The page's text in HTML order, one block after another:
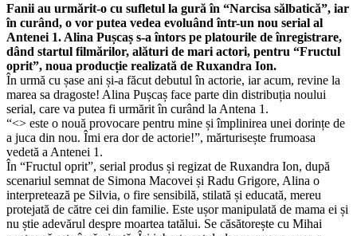
Fanii au urmărit-o cu sufletul la gură în “Narcisa sălbatică”, iar
în curând, o vor putea vedea evoluând într-un nou serial al
Antenei 1. Alina Pușcaș s-a întors pe platourile de înregistrare,
dând startul filmărilor, alături de mari actori, pentru “Fructul
oprit”, noua producție realizată de Ruxandra Ion.
În urmă cu șase ani și-a făcut debutul în actorie, iar acum, revine la
marea sa dragoste! Alina Pușcaș face parte din distribuția noului
serial, care va putea fi urmărit în curând la Antena 1.
“<> este o nouă provocare pentru mine și împlinirea unei dorințe de
a juca din nou. Îmi era dor de actorie!”, mărturisește frumoasa
vedetă a Antenei 1.
În “Fructul oprit”, serial produs și regizat de Ruxandra Ion, după
scenariul semnat de Simona Macovei și Radu Grigore, Alina o
interpretează pe Silvia, o fire sensibilă, stilată și educată, mereu
protejată de către cei din familie. Este ușor manipulată de mama ei și
nu știe adevărul despre moartea tatălui. Se căsătorește cu Mihai